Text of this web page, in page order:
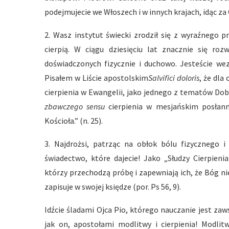
podejmujecie we Włoszech i w innych krajach, idąc
2. Wasz instytut świecki zrodził się z wyraźnego
cierpią. W ciągu dziesięciu lat znacznie się
doświadczonych fizycznie i duchowo. Jesteście
Pisałem w Liście apostolskimSalvifici doloris, że dla
cierpienia w Ewangelii, jako jednego z tematów
zbawczego sensucierpienia w mesjańskim
Kościoła.” (n. 25).
3. Najdrożsi, patrząc na obłok bólu fizycznego
świadectwo, które dajecie! Jako „Słudzy
którzy przechodzą próbę i zapewniają ich, że Bóg
zapisuje w swojej księdze (por. Ps 56, 9).
Idźcie śladami Ojca Pio, którego nauczanie jest
jak on, apostołami modlitwy i cierpienia!